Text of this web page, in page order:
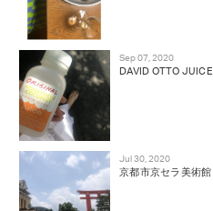
Sep 07, 2020
DAVID OTTO JUICE
Jul 30, 2020
京都市京セラ美術館